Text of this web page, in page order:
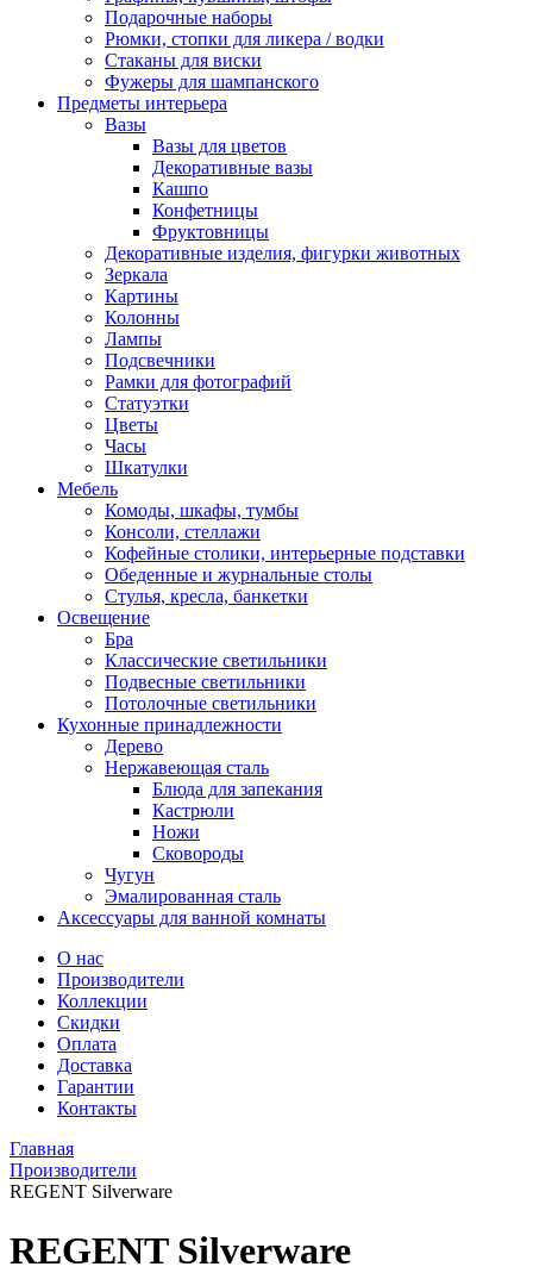
Подарочные наборы
Рюмки, стопки для ликера / водки
Стаканы для виски
Фужеры для шампанского
Предметы интерьера
Вазы
Вазы для цветов
Декоративные вазы
Кашпо
Конфетницы
Фруктовницы
Декоративные изделия, фигурки животных
Зеркала
Картины
Колонны
Лампы
Подсвечники
Рамки для фотографий
Статуэтки
Цветы
Часы
Шкатулки
Мебель
Комоды, шкафы, тумбы
Консоли, стеллажи
Кофейные столики, интерьерные подставки
Обеденные и журнальные столы
Стулья, кресла, банкетки
Освещение
Бра
Классические светильники
Подвесные светильники
Потолочные светильники
Кухонные принадлежности
Дерево
Нержавеющая сталь
Блюда для запекания
Кастрюли
Ножи
Сковороды
Чугун
Эмалированная сталь
Аксессуары для ванной комнаты
О нас
Производители
Коллекции
Скидки
Оплата
Доставка
Гарантии
Контакты
Главная
Производители
REGENT Silverware
REGENT Silverware